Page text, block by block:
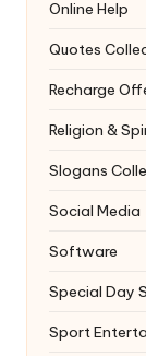
Online Help
Quotes
Recharge
Religion &
Slogans
Social Media
Software
Special Day
Sport